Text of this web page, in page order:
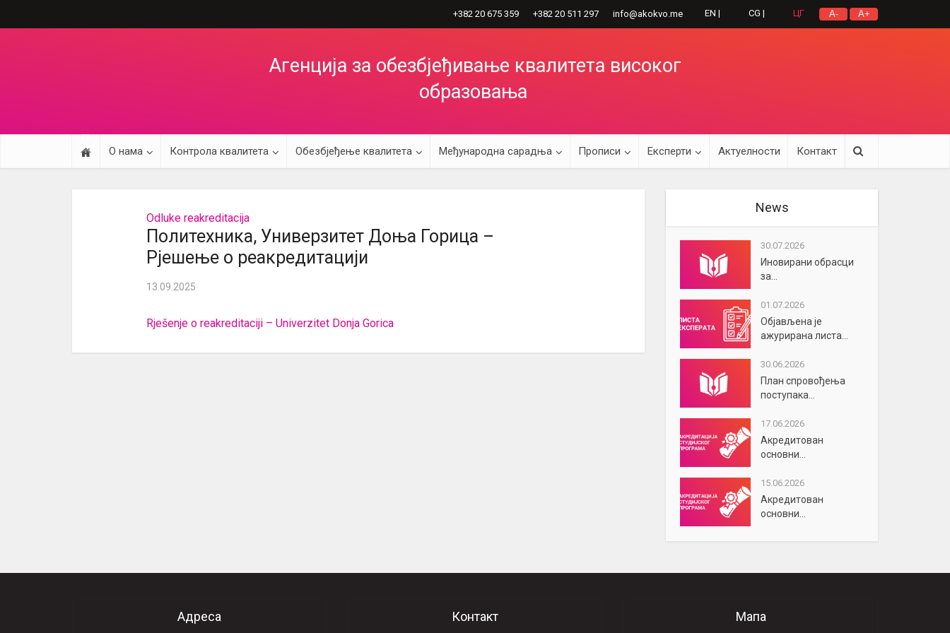
A- A+
+382 20 675 359 +382 20 511 297 info@akokvo.me EN | CG | ЦГ
Агенција за обезбјеђивање квалитета високог
образовања
О нама Контрола квалитета Обезбјеђење квалитета Међународна сарадња Прописи Експерти Актуелности Контакт
Odluke reakreditacija
Политехника, Универзитет Доња Горица –
Рјешење о реакредитацији
13.09.2025
Rješenje o reakreditaciji – Univerzitet Donja Gorica
News
30.07.2026
Иновирани обрасци
за...
01.07.2026
Објављена је
ажурирана листа...
30.06.2026
План спровођења
поступака...
17.06.2026
Акредитован
основни...
15.06.2026
Акредитован
основни...
Адреса Контакт Мапа